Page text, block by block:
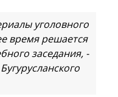
уголовного
время решается
заседания, -